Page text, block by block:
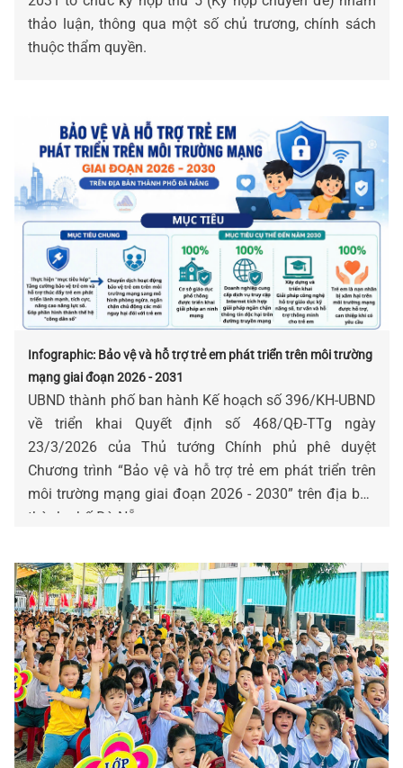
thảo luận, thông qua một số chủ trương, chính sách
thuộc thẩm quyền.
Infographic: Bảo vệ và hỗ trợ trẻ em phát triển trên môi trường
mạng giai đoạn 2026 - 2031
UBND thành phố ban hành Kế hoạch số 396/KH-UBND
về triển khai Quyết định số 468/QĐ-TTg ngày
23/3/2026 của Thủ tướng Chính phủ phê duyệt
Chương trình “Bảo vệ và hỗ trợ trẻ em phát triển trên
môi trường mạng giai đoạn 2026 - 2030” trên địa bàn
thành phố Đà Nẵng.